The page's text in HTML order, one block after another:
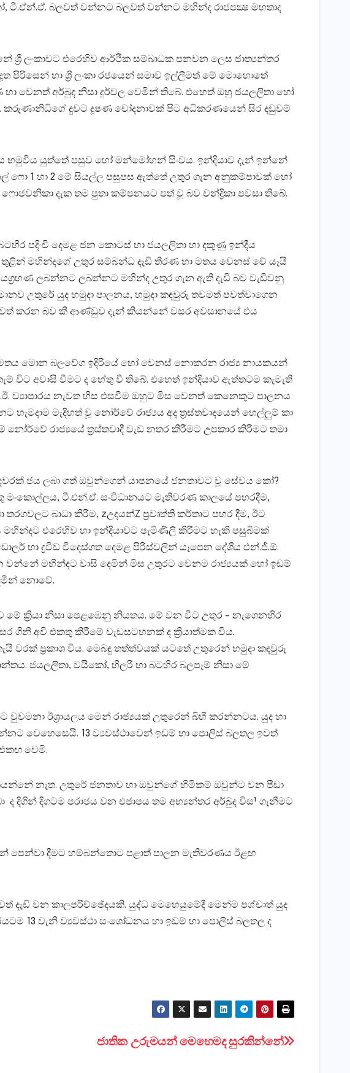
ටී.ඒන්.ඒ. බලවත් වන්නට බලවත් වන්නට මහින්ද රාජපක්‍ෂ මහතාද
ලංකාවට එරෙහිව ආර්ථික සම්බාධක පනවන ලෙස ජාත්‍යන්තර
පිරිසෙන් හා ශ්‍රී ලංකා රජයෙන් සමාව ඉල්ලීමත් මේ මොහොතේ
වෙනත් අර්බුද නිසා දුර්වල වෙමින් තිබේ. එහෙත් ඔහු ජයලලිතා හෝ
දුවට දූෂණ චෝදනාවක්‌ පිට අධිකරණයෙන් සිර දඬුවම්
යුත්තේ පසුව හෝ මන්මෝහන් සිංවය. ඉන්දියාව දැන් ඉන්නේ
1 හා 2 මේ සියල්ල පසුපස ඇත්තේ උතුර ගැන අනුකම්පාවක්‌ හෝ
දැක තම පුතා කම්පනයට පත් වූ බව චන්ද්‍රිකා පවසා තිබේ.
පදිංචි දෙමළ ජන කොටස්‌ හා ජයලලිතා හා දකුණු ඉන්දීය
තුළින් මහින්දගේ උතුර සම්බන්ධ දැඩි තීරණ හා මතය වෙනස්‌ වේ යෑයි
ලබන්නට ලබන්නට මහින්ද උතුර ගැන ඇති දැඩි බව වැඩිවනු
උතුරේ යුද හමුදා පාලනය, හමුදා කඳවුරු තවමත් පවත්වාගෙන
ඉවත් කරන බව කී ආණ්‌ඩුව දැන් කියන්නේ වසර අවසානයේ එය
මොන බලවේග ඉදිරියේ හෝ වෙනස්‌ නොකරන රාජ්‍ය නායකයන්
අවාසි වීමට ද හේතු වී තිබේ. එහෙත් ඉන්දියාව ඇත්තටම කැමැති
ව්‍යාපාරය නැවත හිස එසවීම ඔහුට මිස වෙනත් කෙනෙකුට පාලනය
මැදිහත් වූ නෝර්වේ රාජ්‍යය අද ත්‍රස්‌තවාදයෙන් හෙල්ලුම් කා
රාජ්‍යයේ ත්‍රස්‌තවාදී වැඩ නතර කිරීමට උපකාර කිරීමට තමා
ජය ලබා ගත් ඔවුන්ගෙන් යාපනයේ ජනතාවට වූ සේවය කෝ?
ටී.එන්.ඒ. සංවිධානයට මැතිවරණ කාලයේ පහරදීම,
බාධා කිරීම, zඋදයන්Z ප්‍රවෘත්ති කර්තෘට පහර දීම, ඊට
එරෙහිව හා ඉන්දියාවට පැමිණිලි කිරීමට හැකි පසුබිමක්‌
හා ද්‍රවිඩ විදෙස්‌ගත දෙමළ පිරිස්‌වලින් යෑපෙන දේශීය එන්.ජී.ඕ.
වන්නේ මහින්දට වාසි දෙමින් මිස උතුරට වෙනම රාජ්‍යයක්‌ හෝ ඉඩම්
නොවේ.
ක්‍රියා නිසා පෙළඹෙනු නියතය. මේ වන විට උතුර – නැගෙනහිර
ගිනි අවි එකතු කිරීමේ වැඩසටහනක්‌ ද ක්‍රියාත්මක විය.
වරක්‌ ප්‍රකාශ විය. මෙබඳු තත්ත්වයක්‌ යටතේ උතුරෙන් හමුදා කඳවුරු
ජයලලිතා, වයිකෝ, හිලරි හා බටහිර බලපෑම් නිසා මේ
වුවමනා ඊශ්‍රායලය මෙන් රාජ්‍යයක්‌ උතුරෙන් බිහි කරන්නටය. යුද හා
වෙහෙසෙයි. 13 ව්‍යවස්‌ථාවෙන් ඉඩම් හා පොලිස්‌ බලතල ඉවත්
වෙමි.
නැත. උතුරේ ජනතාව හා ඔවුන්ගේ හිමිකම් ඔවුන්ට වන පීඩා
දිගින් දිගටම පරාජය වන එජාපය තම අභ්‍යන්තර අර්බුද විස¹ ගැනීමට
පෙන්වා දීමට හම්බන්තොට පළාත් පාලන මැතිවරණය ඊළඟ
දැඩි වන කාලපරිච්ඡේදයකි. යුද්ධ මෙහෙයුමේදී මෙන්ම පශ්චාත් යුද
13 වැනි ව්‍යවස්‌ථා සංශෝධනය හා ඉඩම් හා පොලිස්‌ බලතල ද
ජාතික උරුමයන් මෙහෙමද සුරකින්නේ